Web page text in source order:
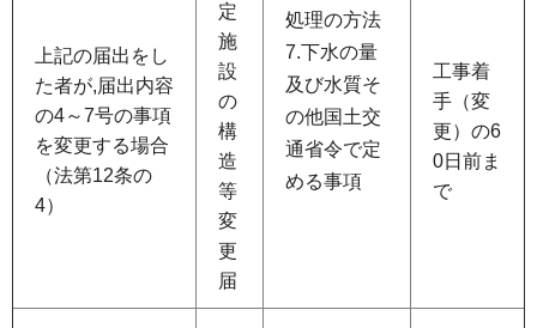
処理の方法
7.下水の量
及び水質そ
の他国土交
通省令で定
める事項
上記の届出をし
た者が,届出内容
の4～7号の事項
を変更する場合
（法第12条の
4）
定
施
設
の
構
造
等
変
更
届
工事着
手（変
更）の6
0日前ま
で